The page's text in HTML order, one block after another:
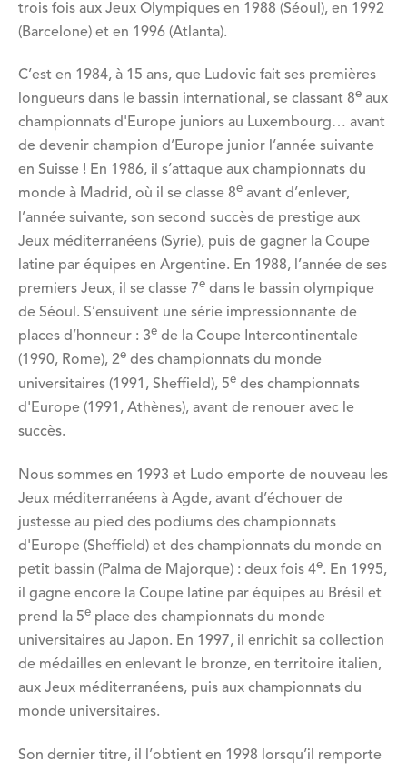
trois fois aux Jeux Olympiques en 1988 (Séoul), en 1992
(Barcelone) et en 1996 (Atlanta).
C’est en 1984, à 15 ans, que Ludovic fait ses premières
longueurs dans le bassin international, se classant 8e aux
championnats d'Europe juniors au Luxembourg… avant
de devenir champion d’Europe junior l’année suivante
en Suisse ! En 1986, il s’attaque aux championnats du
monde à Madrid, où il se classe 8e avant d’enlever,
l’année suivante, son second succès de prestige aux
Jeux méditerranéens (Syrie), puis de gagner la Coupe
latine par équipes en Argentine. En 1988, l’année de ses
premiers Jeux, il se classe 7e dans le bassin olympique
de Séoul. S’ensuivent une série impressionnante de
places d’honneur : 3e de la Coupe Intercontinentale
(1990, Rome), 2e des championnats du monde
universitaires (1991, Sheffield), 5e des championnats
d'Europe (1991, Athènes), avant de renouer avec le
succès.
Nous sommes en 1993 et Ludo emporte de nouveau les
Jeux méditerranéens à Agde, avant d’échouer de
justesse au pied des podiums des championnats
d'Europe (Sheffield) et des championnats du monde en
petit bassin (Palma de Majorque) : deux fois 4e. En 1995,
il gagne encore la Coupe latine par équipes au Brésil et
prend la 5e place des championnats du monde
universitaires au Japon. En 1997, il enrichit sa collection
de médailles en enlevant le bronze, en territoire italien,
aux Jeux méditerranéens, puis aux championnats du
monde universitaires.
Son dernier titre, il l’obtient en 1998 lorsqu’il remporte